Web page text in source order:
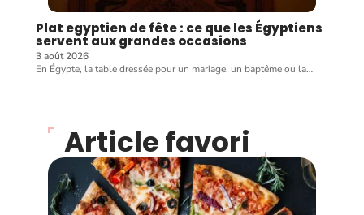
Plat egyptien de fête : ce que les Égyptiens
servent aux grandes occasions
3 août 2026
En Égypte, la table dressée pour un mariage, un baptême ou la…
Article favori